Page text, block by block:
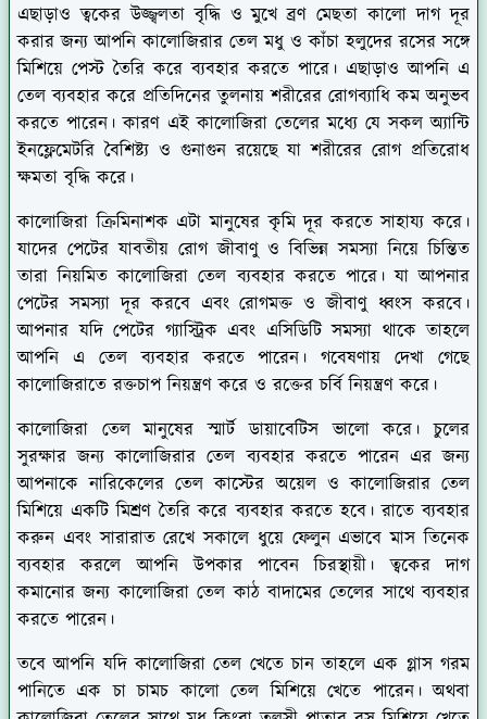
এছাড়াও ত্বকের উজ্জ্বলতা বৃদ্ধি ও মুখে ব্রণ মেছতা কালো দাগ দূর
করার জন্য আপনি কালোজিরার তেল মধু ও কাঁচা হলুদের রসের সঙ্গে
মিশিয়ে পেস্ট তৈরি করে ব্যবহার করতে পারে। এছাড়াও আপনি এ
তেল ব্যবহার করে প্রতিদিনের তুলনায় শরীরের রোগব্যাধি কম অনুভব
করতে পারেন। কারণ এই কালোজিরা তেলের মধ্যে যে সকল অ্যান্টি
ইনফ্লেমেটরি বৈশিষ্ট্য ও গুনাগুন রয়েছে যা শরীরের রোগ প্রতিরোধ
ক্ষমতা বৃদ্ধি করে।
কালোজিরা ক্রিমিনাশক এটা মানুষের কৃমি দূর করতে সাহায্য করে।
যাদের পেটের যাবতীয় রোগ জীবাণু ও বিভিন্ন সমস্যা নিয়ে চিন্তিত
তারা নিয়মিত কালোজিরা তেল ব্যবহার করতে পারে। যা আপনার
পেটের সমস্যা দূর করবে এবং রোগমক্ত ও জীবাণু ধ্বংস করবে।
আপনার যদি পেটের গ্যাস্ট্রিক এবং এসিডিটি সমস্যা থাকে তাহলে
আপনি এ তেল ব্যবহার করতে পারেন। গবেষণায় দেখা গেছে
কালোজিরাতে রক্তচাপ নিয়ন্ত্রণ করে ও রক্তের চর্বি নিয়ন্ত্রণ করে।
কালোজিরা তেল মানুষের স্মার্ট ডায়াবেটিস ভালো করে। চুলের
সুরক্ষার জন্য কালোজিরার তেল ব্যবহার করতে পারেন এর জন্য
আপনাকে নারিকেলের তেল কাস্টের অয়েল ও কালোজিরার তেল
মিশিয়ে একটি মিশ্রণ তৈরি করে ব্যবহার করতে হবে। রাতে ব্যবহার
করুন এবং সারারাত রেখে সকালে ধুয়ে ফেলুন এভাবে মাস তিনেক
ব্যবহার করলে আপনি উপকার পাবেন চিরস্থায়ী। ত্বকের দাগ
কমানোর জন্য কালোজিরা তেল কাঠ বাদামের তেলের সাথে ব্যবহার
করতে পারেন।
তবে আপনি যদি কালোজিরা তেল খেতে চান তাহলে এক গ্লাস গরম
পানিতে এক চা চামচ কালো তেল মিশিয়ে খেতে পারেন। অথবা